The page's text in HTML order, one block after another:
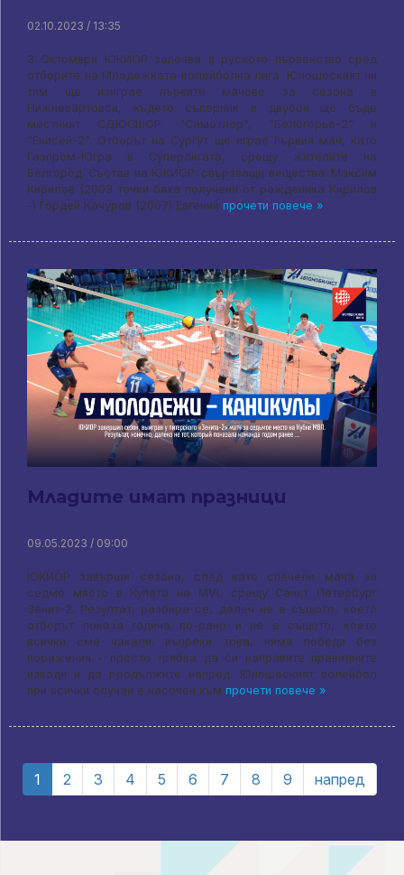
02.10.2023 / 13:35
3 Октомври ЮКИОР започва в руското първенство сред
отборите на Младежката волейболна лига. Юношеският ни
тим ще изиграе първите мачове за сезона в
Нижневартовск, където съперник в двубоя ще бъде
местният СДЮСШОР "Самотлор", "Белогорье-2" и
"Енисей-2". Отборът на Сургут ще играе първия мач, като
Газпром-Югра в Суперлигата, срещу жителите на
Белгород. Състав на ЮКИОР: свързващи вещества: Максим
Кирилов (2003 точки бяха получени от рожденика Кирилов
-) Гордей Качуров (2007) Евгений прочети повече »
Младите имат празници
09.05.2023 / 09:00
ЮКИОР завърши сезона, след като спечели мача за
седмо място в Купата на MVL срещу Санкт Петербург
Зенит-2. Резултат, разбира се, далеч не е същото, което
отборът показа година по-рано и не е същото, което
всички сме чакали. въпреки това, няма победи без
поражения - просто трябва да си направите правилните
изводи и да продължите напред. Юношеският волейбол
при всички случаи е насочен към прочети повече »
1 2 3 4 5 6 7 8 9 напред